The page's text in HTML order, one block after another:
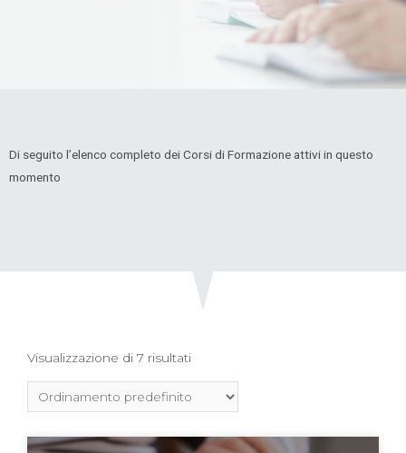
Di seguito l’elenco completo dei Corsi di Formazione attivi in questo
momento
Visualizzazione di 7 risultati